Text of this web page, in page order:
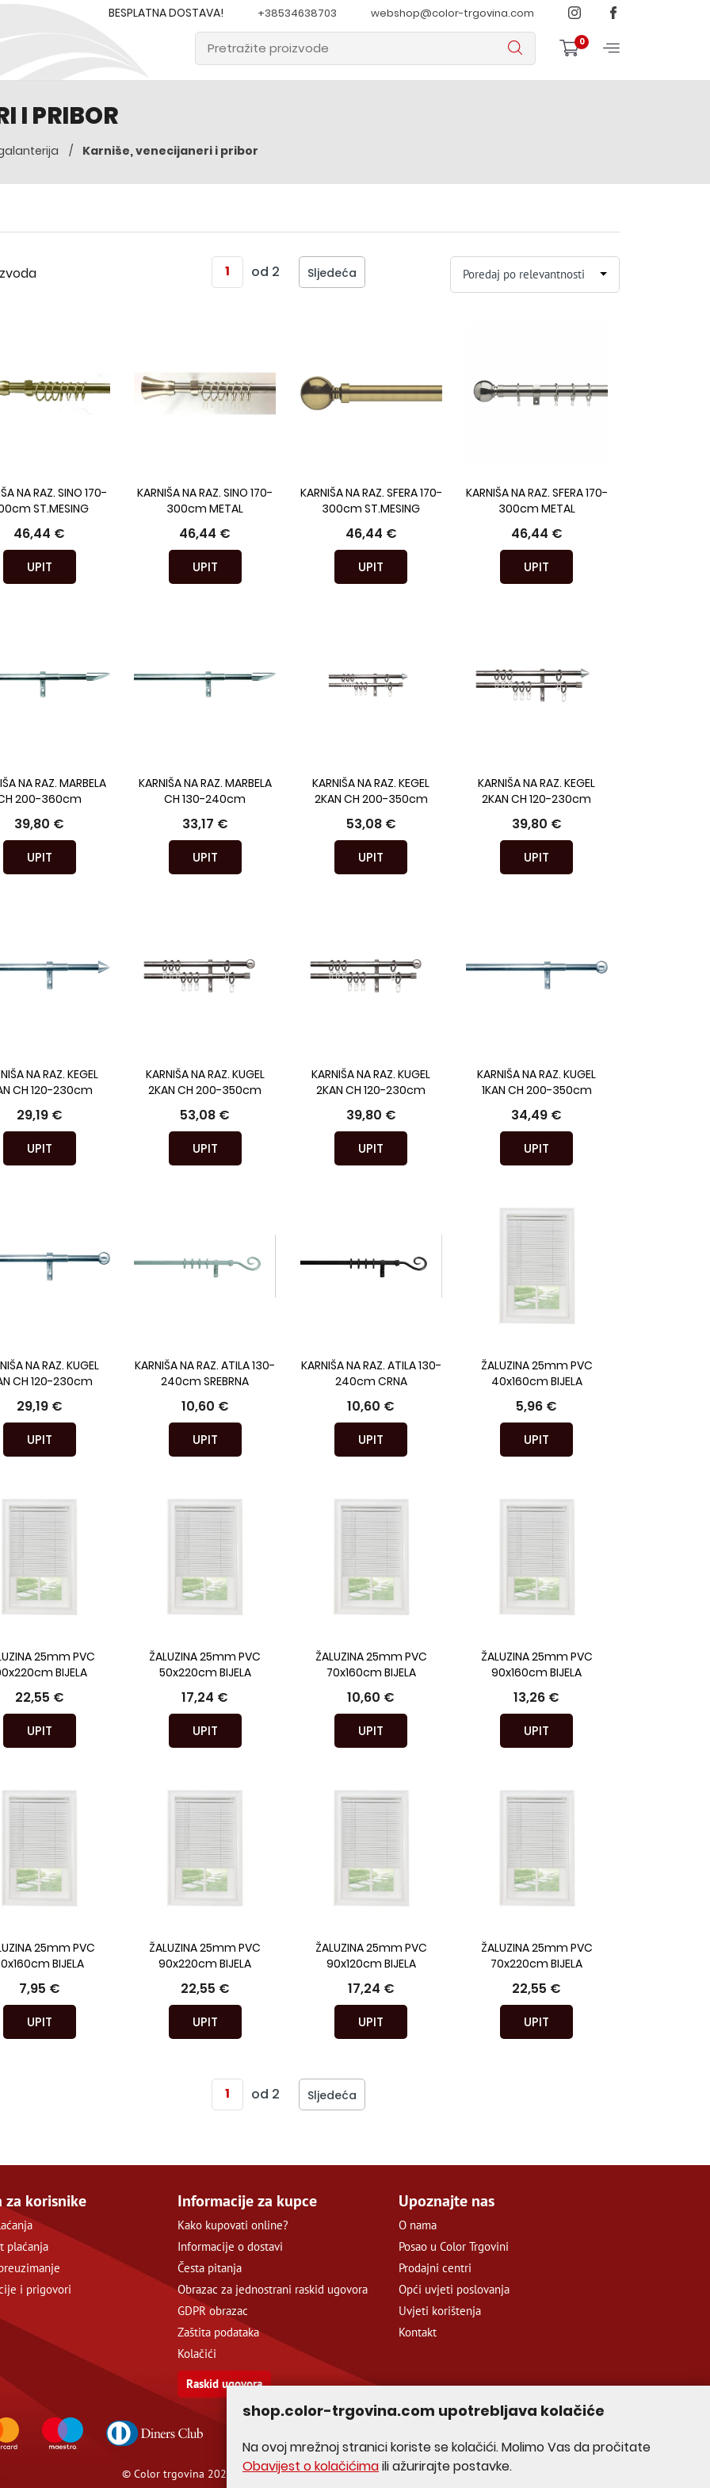
BESPLATNA DOSTAVA! +38534638703 webshop@color-trgovina.com
0
I PRIBOR
Karniše, venecijaneri i pribor
od 2 Sljedeća Poredaj po relevantnosti
NA RAZ. SINO 170-
ST.MESING
46,44 €
UPIT
KARNIŠA NA RAZ. SINO 170-
300cm METAL
46,44 €
UPIT
KARNIŠA NA RAZ. SFERA 170-
300cm ST.MESING
46,44 €
UPIT
KARNIŠA NA RAZ. SFERA 170-
300cm METAL
46,44 €
UPIT
NA RAZ. MARBELA
200-360cm
39,80 €
UPIT
KARNIŠA NA RAZ. MARBELA
CH 130-240cm
33,17 €
UPIT
KARNIŠA NA RAZ. KEGEL
2KAN CH 200-350cm
53,08 €
UPIT
KARNIŠA NA RAZ. KEGEL
2KAN CH 120-230cm
39,80 €
UPIT
NA RAZ. KEGEL
CH 120-230cm
29,19 €
UPIT
KARNIŠA NA RAZ. KUGEL
2KAN CH 200-350cm
53,08 €
UPIT
KARNIŠA NA RAZ. KUGEL
2KAN CH 120-230cm
39,80 €
UPIT
KARNIŠA NA RAZ. KUGEL
1KAN CH 200-350cm
34,49 €
UPIT
NA RAZ. KUGEL
CH 120-230cm
29,19 €
UPIT
KARNIŠA NA RAZ. ATILA 130-
240cm SREBRNA
10,60 €
UPIT
KARNIŠA NA RAZ. ATILA 130-
240cm CRNA
10,60 €
UPIT
ŽALUZINA 25mm PVC
40x160cm BIJELA
5,96 €
UPIT
25mm PVC
BIJELA
22,55 €
UPIT
ŽALUZINA 25mm PVC
50x220cm BIJELA
17,24 €
UPIT
ŽALUZINA 25mm PVC
70x160cm BIJELA
10,60 €
UPIT
ŽALUZINA 25mm PVC
90x160cm BIJELA
13,26 €
UPIT
25mm PVC
BIJELA
7,95 €
UPIT
ŽALUZINA 25mm PVC
90x220cm BIJELA
22,55 €
UPIT
ŽALUZINA 25mm PVC
90x120cm BIJELA
17,24 €
UPIT
ŽALUZINA 25mm PVC
70x220cm BIJELA
22,55 €
UPIT
od 2 Sljedeća
za korisnike
plaćanja
i prigovori
Informacije za kupce
Kako kupovati online?
Informacije o dostavi
Česta pitanja
Obrazac za jednostrani raskid ugovora
GDPR obrazac
Zaštita podataka
Kolačići
Raskid ugovora
Upoznajte nas
O nama
Posao u Color Trgovini
Prodajni centri
Opći uvjeti poslovanja
Uvjeti korištenja
Kontakt
© Color trgovina 2026
shop.color-trgovina.com upotrebljava kolačiće
Na ovoj mrežnoj stranici koriste se kolačići. Molimo Vas da pročitate
Obavijest o kolačićimaili ažurirajte postavke.